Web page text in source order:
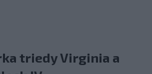
triedy Virginia a